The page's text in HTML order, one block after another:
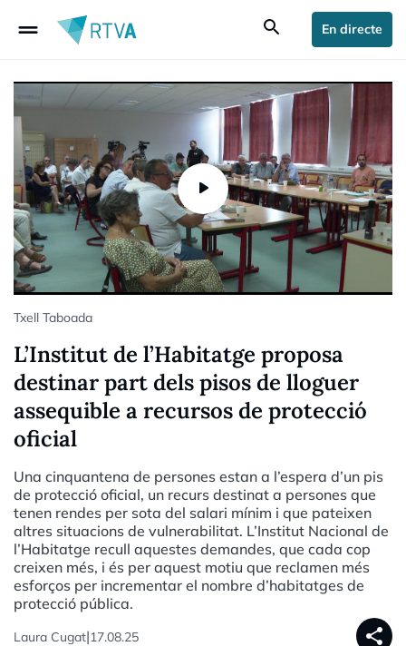
drag_handle search En directe
Txell Taboada
L’Institut de l’Habitatge proposa
destinar part dels pisos de lloguer
assequible a recursos de protecció
oficial
Una cinquantena de persones estan a l’espera d’un pis
de protecció oficial, un recurs destinat a persones que
tenen rendes per sota del salari mínim i que pateixen
altres situacions de vulnerabilitat. L’Institut Nacional de
l’Habitatge recull aquestes demandes, que cada cop
creixen més, i és per aquest motiu que reclamen més
esforços per incrementar el nombre d’habitatges de
protecció pública.
Laura Cugat|17.08.25 share